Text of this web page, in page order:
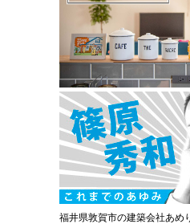
福井県敦賀市の建築会社あめ